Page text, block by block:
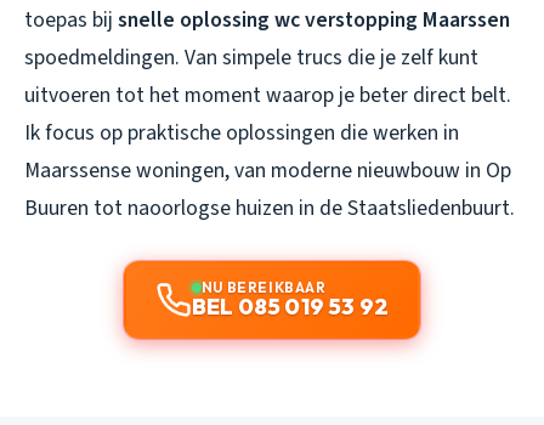
toepas bij snelle oplossing wc verstopping Maarssen
spoedmeldingen. Van simpele trucs die je zelf kunt
uitvoeren tot het moment waarop je beter direct belt.
Ik focus op praktische oplossingen die werken in
Maarssense woningen, van moderne nieuwbouw in Op
Buuren tot naoorlogse huizen in de Staatsliedenbuurt.
NU BEREIKBAAR
BEL 085 019 53 92